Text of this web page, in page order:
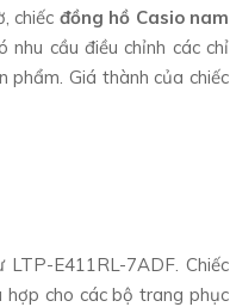
chiếc đồng hồ Casio nam
nhu cầu điều chỉnh các chỉ
Giá thành của chiếc
E411RL-7ADF. Chiếc
hợp cho các bộ trang phục